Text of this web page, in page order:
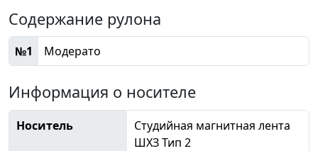
Содержание рулона
№1 Модерато
Информация о носителе
Носитель
Студийная магнитная лента
ШХЗ Тип 2